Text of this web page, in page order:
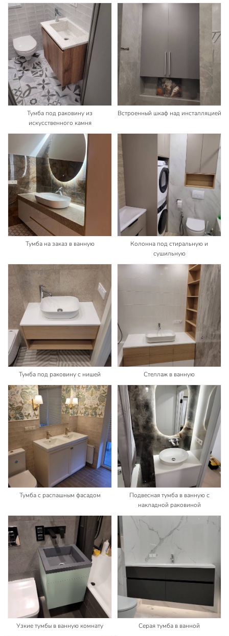
Тумба под раковину из
искусственного камня
Встроенный шкаф над инсталляцией
Тумба на заказ в ванную
Колонна под стиральную и
сушильную
Тумба под раковину с нишей Стеллаж в ванную
Тумба с распашным фасадом
Подвесная тумба в ванную с
накладной раковиной
Узкие тумбы в ванную комнату Серая тумба в ванной